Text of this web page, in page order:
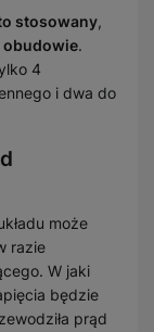
stosowany,
obudowie.
4
i dwa do
może
razie
W jaki
będzie
prąd